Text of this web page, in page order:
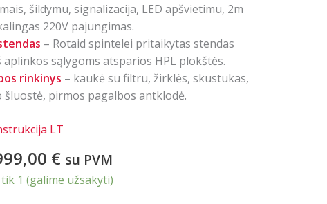
šildymu, signalizacija, LED apšvietimu, 2m
220V pajungimas.
– Rotaid spintelei pritaikytas stendas
aplinkos sąlygoms atsparios HPL plokštės.
rinkinys – kaukė su filtru, žirklės, skustukas,
pirmos pagalbos antklodė.
LT
€Current
price
is:
su PVM
1 (galime užsakyti)